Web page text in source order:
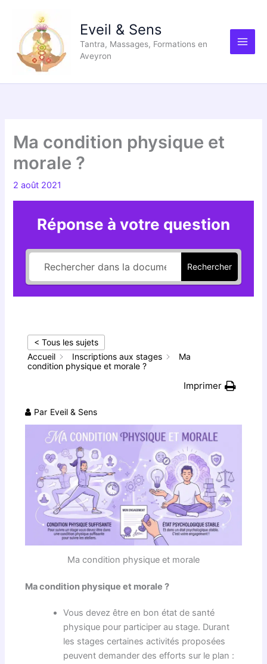
contenu
Eveil & Sens
Tantra, Massages, Formations en
Aveyron
Ma condition physique et
morale ?
2 août 2021
Réponse à votre question
Rechercher
< Tous les sujets
Accueil
Inscriptions aux stages
Ma
condition physique et morale ?
Imprimer
Par Eveil & Sens
Ma condition physique et morale
Ma condition physique et morale ?
Vous devez être en bon état de santé
physique pour participer au stage. Durant
les stages certaines activités proposées
peuvent demander des efforts sur le plan :